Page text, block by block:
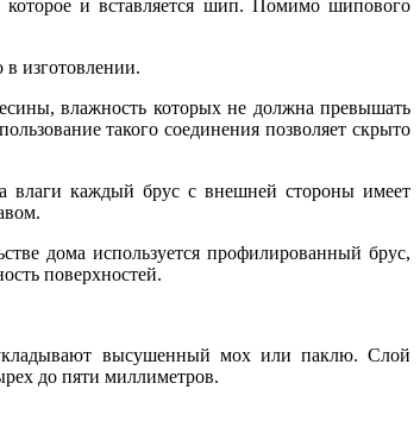
и вставляется шип. Помимо шипового
изготовлении.
влажность которых не должна превышать
такого соединения позволяет скрыто
влаги каждый брус с внешней стороны имеет
дома используется профилированный брус,
поверхностей.
высушенный мох или паклю. Слой
до пяти миллиметров.